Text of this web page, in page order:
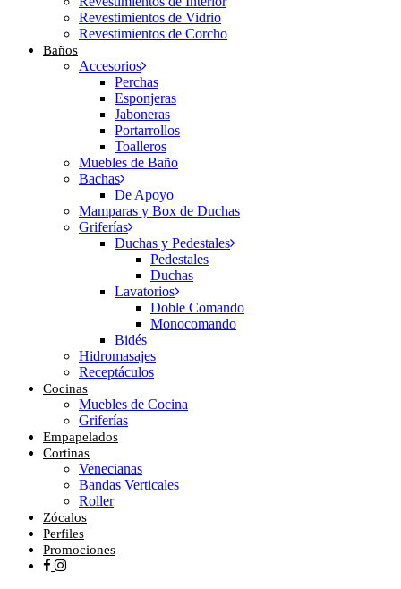
Revestimientos de Vidrio
Revestimientos de Corcho
Baños
Accesorios
Perchas
Esponjeras
Jaboneras
Portarrollos
Toalleros
Muebles de Baño
Bachas
De Apoyo
Mamparas y Box de Duchas
Griferías
Duchas y Pedestales
Pedestales
Duchas
Lavatorios
Doble Comando
Monocomando
Bidés
Hidromasajes
Receptáculos
Cocinas
Muebles de Cocina
Griferías
Empapelados
Cortinas
Venecianas
Bandas Verticales
Roller
Zócalos
Perfiles
Promociones
facebook
instagram